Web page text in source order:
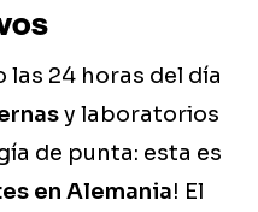
24 horas del día
y laboratorios
de punta: esta es
en Alemania! El